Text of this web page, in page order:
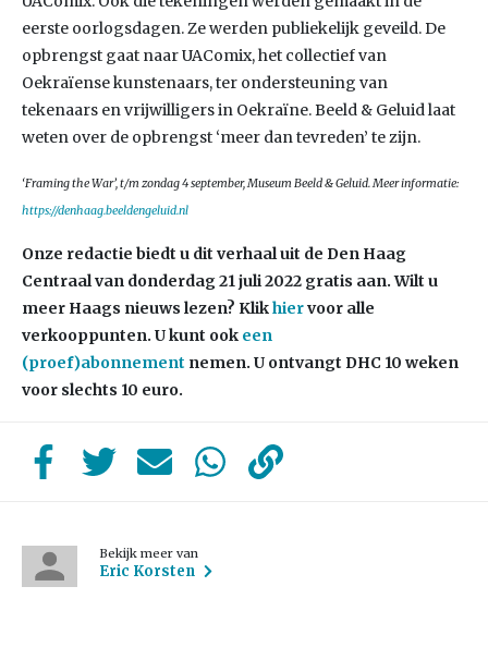
eerste oorlogsdagen. Ze werden publiekelijk geveild. De
opbrengst gaat naar UAComix, het collectief van
Oekraïense kunstenaars, ter ondersteuning van
tekenaars en vrijwilligers in Oekraïne. Beeld & Geluid laat
weten over de opbrengst ‘meer dan tevreden’ te zijn.
‘Framing the War’, t/m zondag 4 september, Museum Beeld & Geluid. Meer informatie:
https://denhaag.beeldengeluid.nl
Onze redactie biedt u dit verhaal uit de Den Haag
Centraal van donderdag 21juli 2022 gratis aan. Wilt u
meer Haags nieuws lezen? Klikhiervoor alle
verkooppunten. U kunt ook een
(proef)abonnement nemen. U ontvangt DHC 10 weken
voor slechts 10 euro.
Bekijk meer van
Eric Korsten